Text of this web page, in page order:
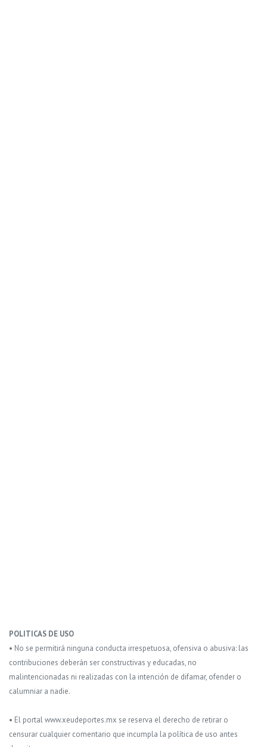
POLITICAS DE USO
• No se permitirá ninguna conducta irrespetuosa, ofensiva o abusiva: las
contribuciones deberán ser constructivas y educadas, no
malintencionadas ni realizadas con la intención de difamar, ofender o
calumniar a nadie.
• El portal www.xeudeportes.mx se reserva el derecho de retirar o
censurar cualquier comentario que incumpla la política de uso antes